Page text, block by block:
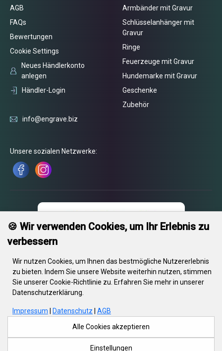
Name und Datum, Koordinaten des Zuhauses, ein Wunsch zum
Führerschein, zur neuen Wohnung oder zum Abschied von Kollegen
– die Lasergravur ist dauerhaft und nutzt sich am Schlüsselbund
nicht ab. Viele Modelle bestehen aus robustem Edelstahl und
begleiten ihren Träger jahrelang.
AGB
FAQs
Bewertungen
Cookie Settings
Neues Händlerkonto
anlegen
Händler-Login
Armbänder mit Gravur
Schlüsselanhänger mit
Gravur
Ringe
Feuerzeuge mit Gravur
Hundemarke mit Gravur
Geschenke
Zubehör
info@engrave.biz
Unsere sozialen Netzwerke:
© 2026 Engrave. Alle Rechte vorbehalten. Text, Bilder, Grafiken, Videos
sowie deren Komposition unterliegen dem Urheberrecht und anderen
Gesetzen zum Schutz des geistigen Eigentums. Diese Objekte dürfen
ohne schriftliche Zustimmung von Engrave nicht für kommerzielle
Websites veröffentlicht werden. Einige Engrave-Websites enthalten
🍪 Wir verwenden Cookies, um Ihr Erlebnis zu
verbessern
Wir nutzen Cookies, um Ihnen das bestmögliche Nutzererlebnis
zu bieten. Indem Sie unsere Website weiterhin nutzen, stimmen
Sie unserer Cookie-Richtlinie zu. Erfahren Sie mehr in unserer
Datenschutzerklärung.
Impressum Datenschutz
AGB
Alle Cookies akzeptieren
Einstellungen